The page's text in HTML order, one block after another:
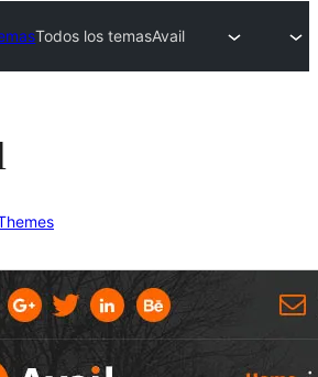
Todos los temasAvail